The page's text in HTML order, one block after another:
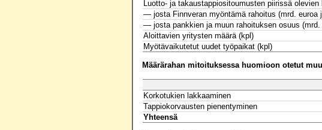
Luotto- ja takaustappiositoumusten piirissä
— josta Finnveran myöntämä rahoitus (mrd. euroa
— josta pankkien ja muun rahoituksen osuus (mrd.
Aloittavien yritysten määrä (kpl)
Myötävaikutetut uudet työpaikat (kpl)
Määrärahan mitoituksessa huomioon otetut
Korkotukien lakkaaminen
Tappiokorvausten pienentyminen
Yhteensä